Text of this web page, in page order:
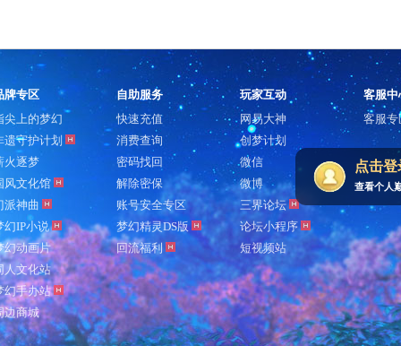
牌专区 自助服务 玩家互动
客服中
尖上的梦幻
遗守护计划
火逐梦
风文化馆
派神曲
幻IP小说
幻动画片
人文化站
幻手办站
边商城
快速充值
消费查询
密码找回
解除密保
账号安全专区
梦幻精灵DS版
回流福利
网易大神
创梦计划
微信
微博
三界论坛
论坛小程序
短视频站
客服专
点击登
查看个人